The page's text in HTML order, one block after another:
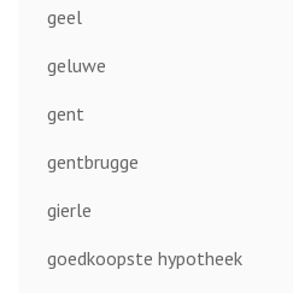
geel
geluwe
gent
gentbrugge
gierle
goedkoopste hypotheek